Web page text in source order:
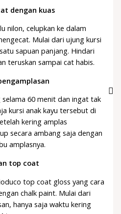
dengan kuas
nilon, celupkan ke dalam
Mulai dari ujung kursi
sapuan panjang. Hindari
teruskan sampai cat habis.
60 menit dan ingat tak
kursi anak kayu tersebut di
kering amplas
secara ambang saja dengan
amplasnya.
top coat
top coat gloss yang cara
chalk paint. Mulai dari
hanya saja waktu kering